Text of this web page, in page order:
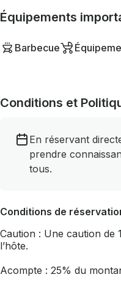
Équipements
Barbecue
Conditions et
En réservant
prendre
tous.
Conditions de
Caution : Une caution de
l’hôte.
Acompte : 25% du